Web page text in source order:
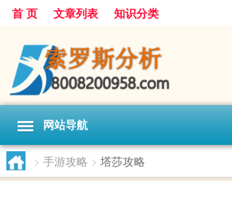
首 页 文章列表 知识分类
网站导航
> 手游攻略 > 塔莎攻略